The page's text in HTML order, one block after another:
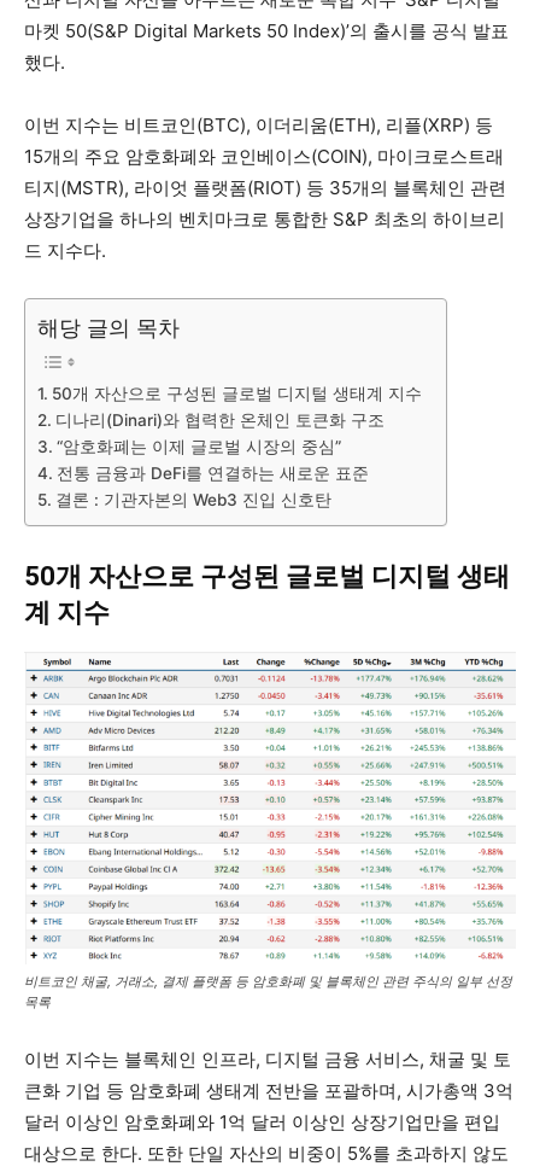
마켓 50(S&P Digital Markets 50 Index)’의 출시를 공식 발표
했다.
이번 지수는 비트코인(BTC), 이더리움(ETH), 리플(XRP) 등
15개의 주요 암호화폐와 코인베이스(COIN), 마이크로스트래
티지(MSTR), 라이엇 플랫폼(RIOT) 등 35개의 블록체인 관련
상장기업을 하나의 벤치마크로 통합한 S&P 최초의 하이브리
드 지수다.
해당 글의 목차
50개 자산으로 구성된 글로벌 디지털 생태계 지수
디나리(Dinari)와 협력한 온체인 토큰화 구조
“암호화폐는 이제 글로벌 시장의 중심”
전통 금융과 DeFi를 연결하는 새로운 표준
결론 : 기관자본의 Web3 진입 신호탄
50개 자산으로 구성된 글로벌 디지털 생태
계 지수
비트코인 채굴, 거래소, 결제 플랫폼 등 암호화폐 및 블록체인 관련 주식의 일부 선정
목록
이번 지수는 블록체인 인프라, 디지털 금융 서비스, 채굴 및 토
큰화 기업 등 암호화폐 생태계 전반을 포괄하며, 시가총액 3억
달러 이상인 암호화폐와 1억 달러 이상인 상장기업만을 편입
대상으로 한다. 또한 단일 자산의 비중이 5%를 초과하지 않도